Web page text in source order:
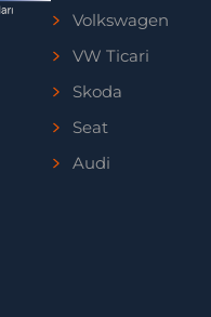
Volkswagen
VW Ticari
Skoda
Seat
Audi